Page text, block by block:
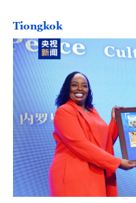
Tiongkok